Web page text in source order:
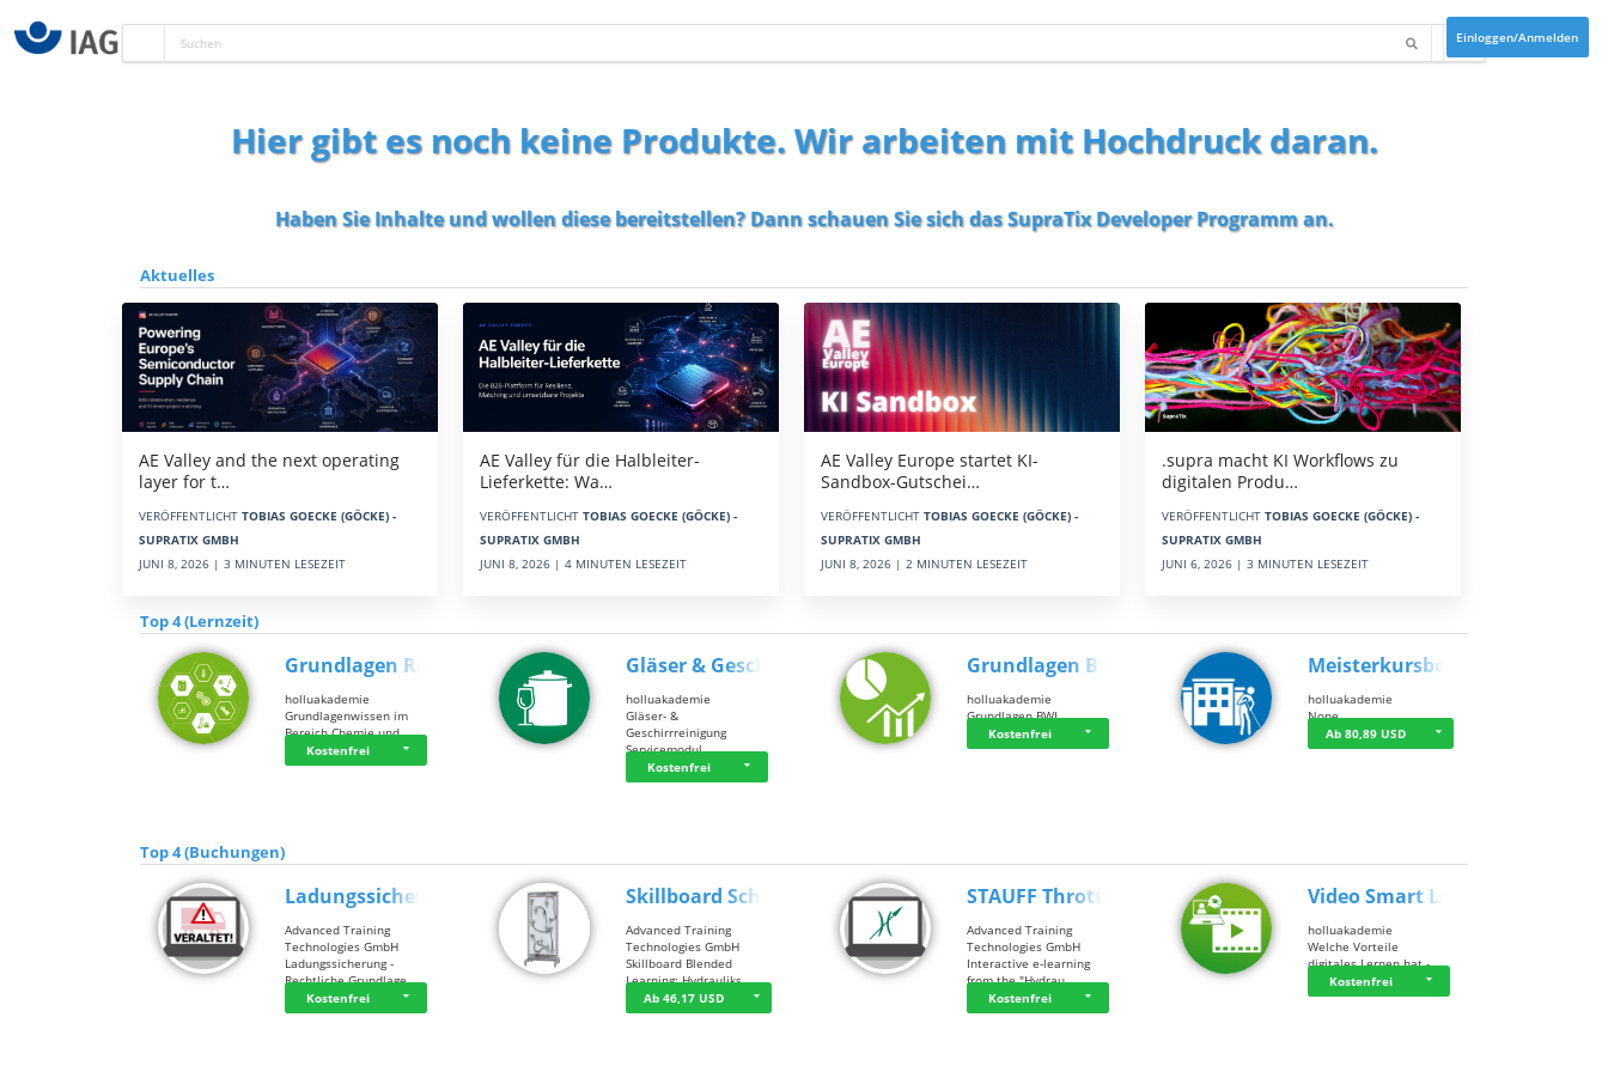
Einloggen/Anmelden
Hier gibt es noch keine Produkte. Wir arbeiten mit Hochdruck daran.
Haben Sie Inhalte und wollen diese bereitstellen? Dann schauen Sie sich dasSupraTix Developer Programman.
Aktuelles
AE Valley and the next operating
layer for t…
VERÖFFENTLICHT TOBIAS GOECKE (GÖCKE) -
SUPRATIX GMBH
JUNI 8, 2026 | 3 MINUTEN LESEZEIT
AE Valley für die Halbleiter-
Lieferkette: Wa…
VERÖFFENTLICHT TOBIAS GOECKE (GÖCKE) -
SUPRATIX GMBH
JUNI 8, 2026 | 4 MINUTEN LESEZEIT
AE Valley Europe startet KI-
Sandbox-Gutschei…
VERÖFFENTLICHT TOBIAS GOECKE (GÖCKE) -
SUPRATIX GMBH
JUNI 8, 2026 | 2 MINUTEN LESEZEIT
.supra macht KI Workflows zu
digitalen Produ…
VERÖFFENTLICHT TOBIAS GOECKE (GÖCKE) -
SUPRATIX GMBH
JUNI 6, 2026 | 3 MINUTEN LESEZEIT
Top 4 (Lernzeit)
Grundlagen Rein…
holluakademie
Grundlagenwissen im
Bereich Chemie und …
Kostenfrei
Gläser & Geschi…
holluakademie
Gläser- &
Geschirrreinigung
Servicemodul
Kostenfrei
Grundlagen BWL
holluakademie
Grundlagen BWL
Kostenfrei
Meisterkursbegl…
holluakademie
None
Ab 80,89 USD
Top 4 (Buchungen)
Ladungssicherung
Advanced Training
Technologies GmbH
Ladungssicherung -
Rechtliche Grundlage…
Kostenfrei
Skillboard Schl…
Advanced Training
Technologies GmbH
Skillboard Blended
Learning: Hydrauliks…
Ab 46,17 USD
STAUFF Throttle…
Advanced Training
Technologies GmbH
Interactive e-learning
from the "Hydrau…
Kostenfrei
Video Smart Lea…
holluakademie
Welche Vorteile
digitales Lernen hat - …
Kostenfrei